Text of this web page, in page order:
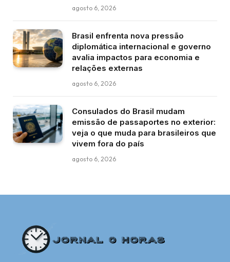
agosto 6, 2026
Brasil enfrenta nova pressão
diplomática internacional e governo
avalia impactos para economia e
relações externas
agosto 6, 2026
Consulados do Brasil mudam
emissão de passaportes no exterior:
veja o que muda para brasileiros que
vivem fora do país
agosto 6, 2026